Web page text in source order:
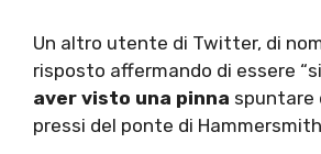
Un altro utente di Twitter, di
risposto affermando di essere
aver visto una pinna spuntare
pressi del ponte di